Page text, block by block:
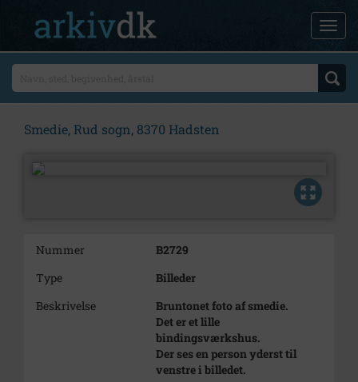
Smedie, Rud sogn, 8370 Hadsten
Nummer
B2729
Type
Billeder
Beskrivelse
Bruntonet foto af smedie.
Det er et lille
bindingsværkshus.
Der ses en person yderst til
venstre i billedet.